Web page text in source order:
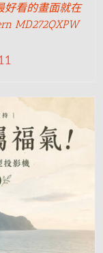
好看的畫面就在
MD272QXPW